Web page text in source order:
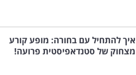
איך להתחיל עם בחורה: מופע קורע
מצחוק של סטנדאפיסטית פרועה!